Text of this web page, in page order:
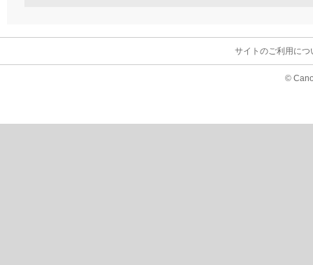
サイトのご利用につ
©